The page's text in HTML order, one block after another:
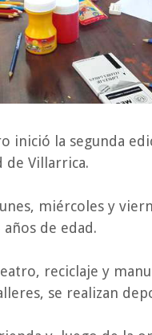
inició la segunda
de Villarrica.
miércoles y
de edad.
reciclaje y
se realizan